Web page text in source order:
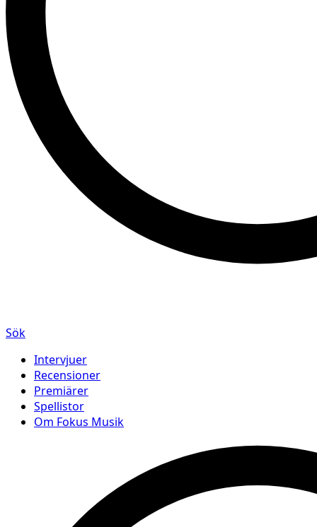
Sök
Intervjuer
Recensioner
Premiärer
Spellistor
Om Fokus Musik